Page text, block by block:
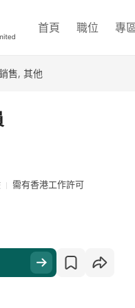
首頁 職位 專
售, 其他
需有香港工作許可